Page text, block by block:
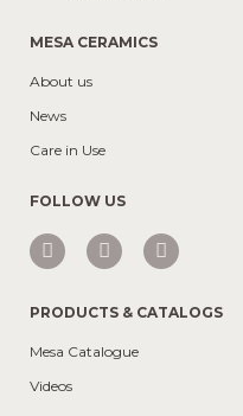
MESA CERAMICS
About us
News
Care in Use
FOLLOW US
PRODUCTS & CATALOGS
Mesa Catalogue
Videos